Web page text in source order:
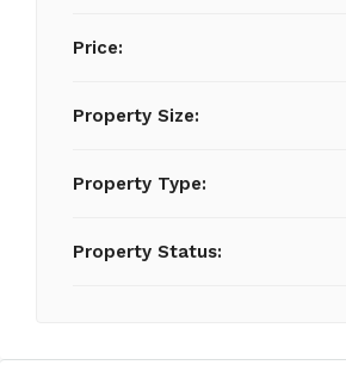
Price:
Property Size:
Property Type:
Property Status: